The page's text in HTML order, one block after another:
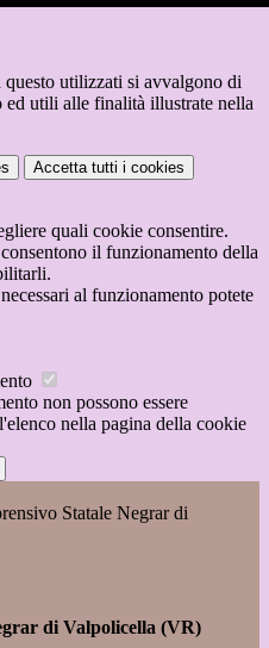
utilizzati si avvalgono di
ed utili alle finalità illustrate nella
Accetta tutti i cookies
quali cookie consentire.
il funzionamento della
al funzionamento potete
non possono essere
nella pagina della cookie
Statale Negrar di
di Valpolicella (VR)